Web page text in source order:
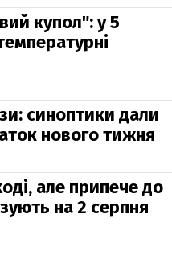
купол": у 5
синоптики дали
нового тижня
але припече до
на 2 серпня